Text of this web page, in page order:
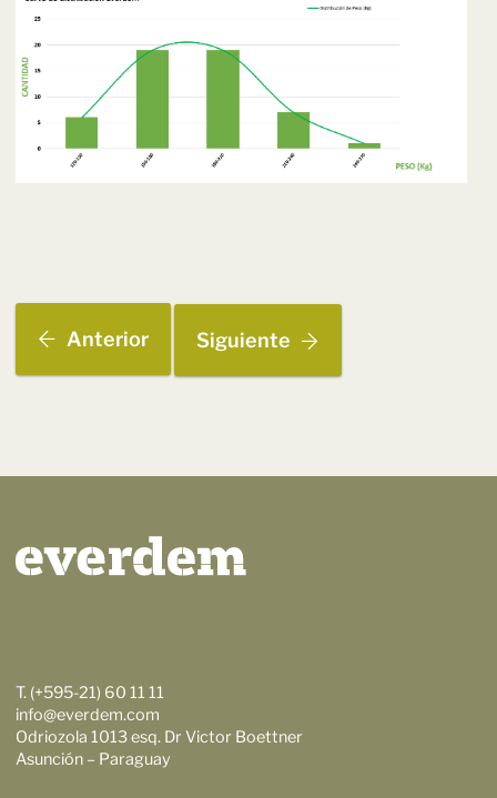
Anterior Siguiente
T. (+595-21) 60 11 11
info@everdem.com
Odriozola 1013 esq. Dr Victor Boettner
Asunción – Paraguay